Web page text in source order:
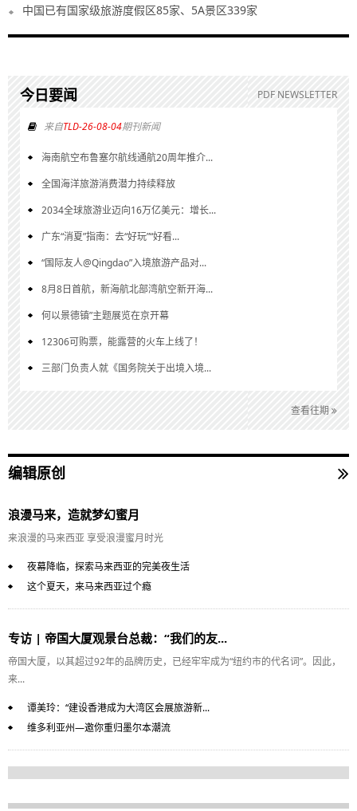
中国已有国家级旅游度假区85家、5A景区339家
今日要闻 PDF NEWSLETTER
来自TLD-26-08-04期刊新闻
海南航空布鲁塞尔航线通航20周年推介...
全国海洋旅游消费潜力持续释放
2034全球旅游业迈向16万亿美元：增长...
广东“消夏”指南：去“好玩”“好看...
“国际友人@Qingdao”入境旅游产品对...
8月8日首航，新海航北部湾航空新开海...
何以景德镇”主题展览在京开幕
12306可购票，能露营的火车上线了！
三部门负责人就《国务院关于出境入境...
查看往期
编辑原创
浪漫马来，造就梦幻蜜月
来浪漫的马来西亚 享受浪漫蜜月时光
夜幕降临，探索马来西亚的完美夜生活
这个夏天，来马来西亚过个瘾
专访 | 帝国大厦观景台总裁：“我们的友...
帝国大厦，以其超过92年的品牌历史，已经牢牢成为“纽约市的代名词”。因此，
来...
谭美玲：“建设香港成为大湾区会展旅游新...
维多利亚州—邀你重归墨尔本潮流